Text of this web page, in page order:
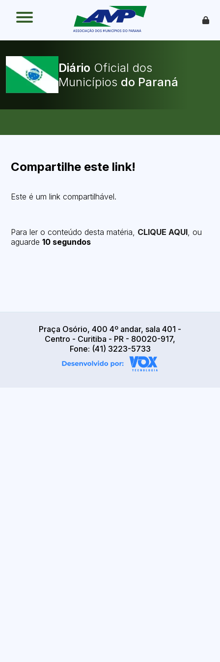
Diário Oficial dos
Municípios
Como funciona
Benefícios
Legislação
O Que Pode Ser Publicado
Faça sua Adesão
Compartilhe este link!
Este é um link compartilhável.
Para ler o conteúdo desta matéria, CLIQUE AQUI , ou
aguarde10 segundos
Praça Osório, 400 4º andar, sala 401 -
Centro - Curitiba - PR - 80020-917,
Fone: (41) 3223-5733